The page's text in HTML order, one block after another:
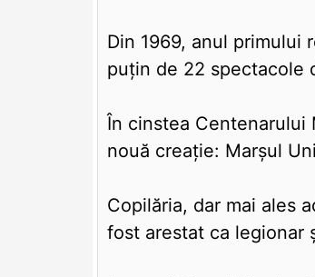
Din 1969, anul primului
puțin de 22 spectacole
În cinstea Centenarului
nouă creație: Marșul
Copilăria, dar mai ales
fost arestat ca legionar